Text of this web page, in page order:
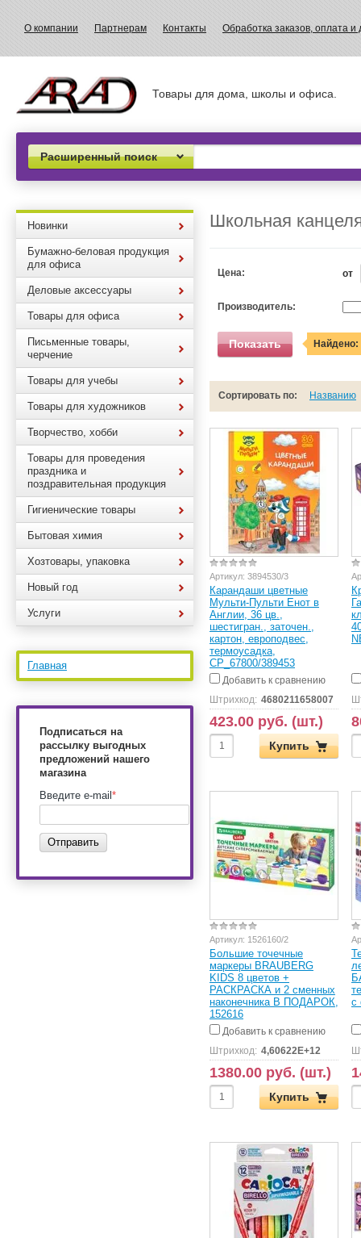
О компании Партнерам Контакты Обработка заказов, оплата и
Товары для дома, школы и офиса.
Расширенный поиск
Новинки
Бумажно-беловая продукция
для офиса
Деловые аксессуары
Товары для офиса
Письменные товары,
черчение
Товары для учебы
Товары для художников
Творчество, хобби
Товары для проведения
праздника и
поздравительная продукция
Гигиенические товары
Бытовая химия
Хозтовары, упаковка
Новый год
Услуги
Главная
Подписаться на
рассылку выгодных
предложений нашего
магазина
Введите e-mail *
Отправить
Школьная
Цена: от
Производитель:
Показать Найдено:
Сортировать по: Названию
Артикул: 3894530/3
Карандаши цветные
Мульти-Пульти Енот в
Англии, 36 цв.,
шестигран., заточен.,
картон, европодвес,
термоусадка,
CP_67800/389453
Добавить к сравнению
Штрихкод: 4680211658007
423.00 руб. (шт.)
Купить
Артикул: 1526160/2
Большие точечные
маркеры BRAUBERG
KIDS 8 цветов +
РАСКРАСКА и 2 сменных
наконечника В ПОДАРОК,
152616
Добавить к сравнению
Штрихкод: 4,60622E+12
1380.00 руб. (шт.)
Купить
с